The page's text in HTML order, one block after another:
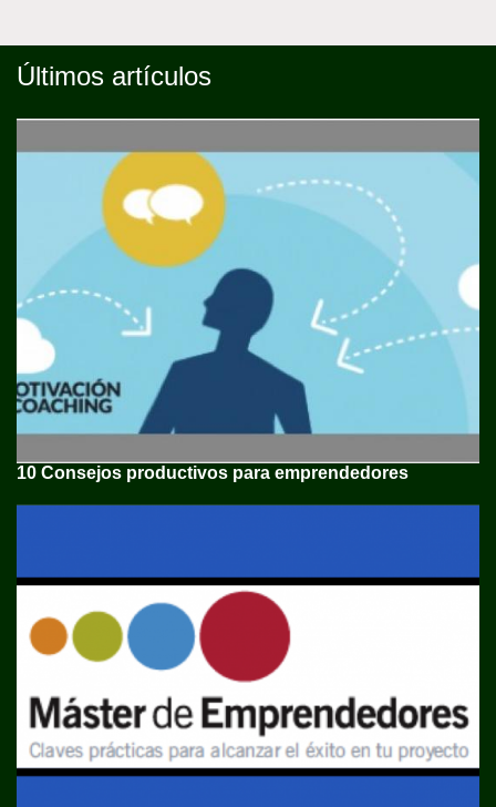
Últimos artículos
10 Consejos productivos para emprendedores